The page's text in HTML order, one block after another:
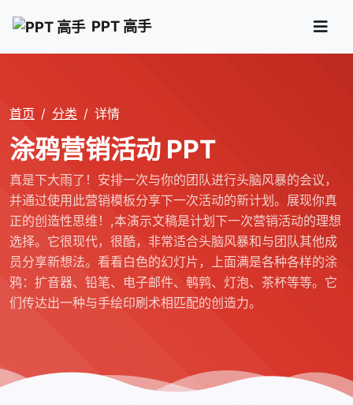
PPT 高手
首页 分类 详情
涂鸦营销活动 PPT
真是下大雨了！安排一次与你的团队进行头脑风暴的会议，
并通过使用此营销模板分享下一次活动的新计划。展现你真
正的创造性思维！,本演示文稿是计划下一次营销活动的理想
选择。它很现代，很酷，非常适合头脑风暴和与团队其他成
员分享新想法。看看白色的幻灯片，上面满是各种各样的涂
鸦：扩音器、铅笔、电子邮件、鹌鹑、灯泡、茶杯等等。它
们传达出一种与手绘印刷术相匹配的创造力。